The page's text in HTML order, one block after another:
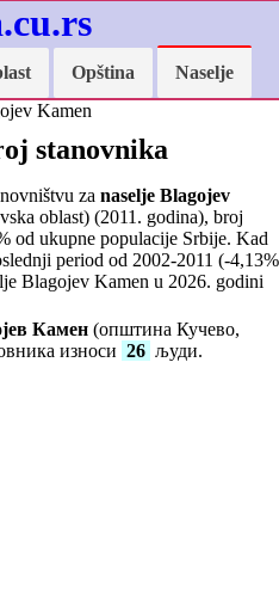
Opština
Naselje
Kamen
stanovnika
za naselje Blagojev
oblast) (2011. godina), broj
od ukupne populacije Srbije. Kad
period od 2002-2011 (-4,13%
Blagojev Kamen u 2026. godini
Камен (општина Кучево,
износи 26 људи.